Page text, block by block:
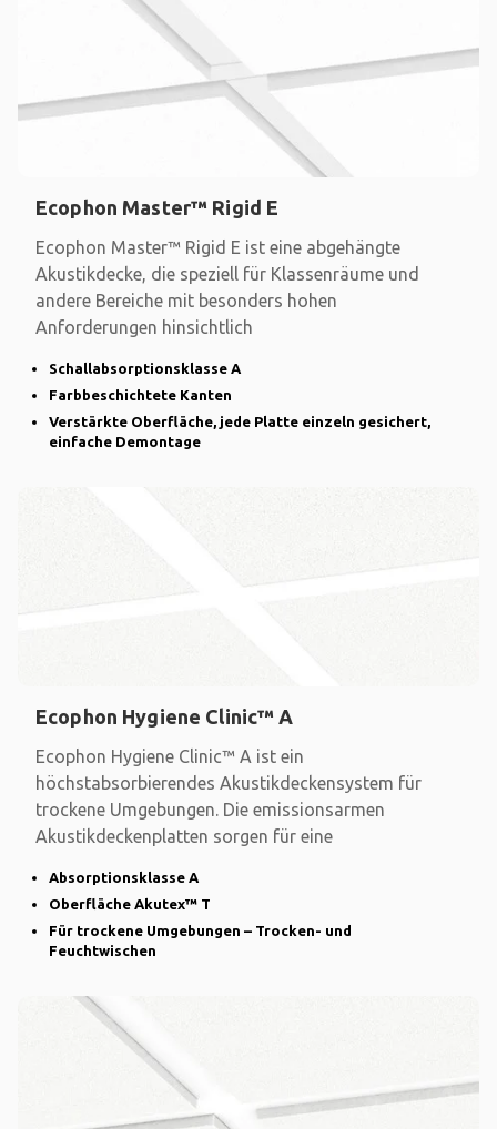
Ecophon Master™ Rigid E
Ecophon Master™ Rigid E ist eine abgehängte
Akustikdecke, die speziell für Klassenräume und
andere Bereiche mit besonders hohen
Anforderungen hinsichtlich
Schallabsorptionsklasse A
Farbbeschichtete Kanten
Verstärkte Oberfläche, jede Platte einzeln gesichert,
einfache Demontage
Ecophon Hygiene Clinic™ A
Ecophon Hygiene Clinic™ A ist ein
höchstabsorbierendes Akustikdeckensystem für
trockene Umgebungen. Die emissionsarmen
Akustikdeckenplatten sorgen für eine
Absorptionsklasse A
Oberfläche Akutex™ T
Für trockene Umgebungen – Trocken- und
Feuchtwischen